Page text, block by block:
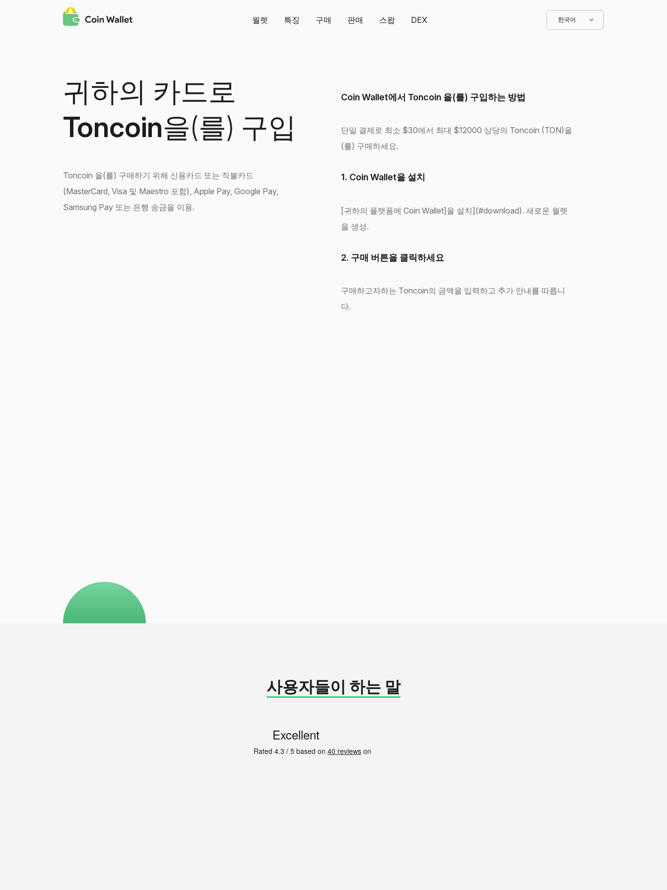
월렛 특징 구매 판매 스왑 DEX 한국어
귀하의 카드로
Toncoin을(를) 구입
Toncoin 을(를) 구매하기 위해 신용카드 또는 직불카드
(MasterCard, Visa 및 Maestro 포함), Apple Pay, Google Pay,
Samsung Pay 또는 은행 송금을 이용.
Coin Wallet에서 Toncoin 을(를) 구입하는 방법
단일 결제로 최소 $30에서 최대 $12000 상당의 Toncoin (TON)을
(를) 구매하세요.
1. Coin Wallet을 설치
[귀하의 플랫폼에 Coin Wallet]을 설치](#download). 새로운 월렛
을 생성.
2. 구매 버튼을 클릭하세요
구매하고자하는 Toncoin의 금액을 입력하고 추가 안내를 따릅니
다.
사용자들이 하는 말